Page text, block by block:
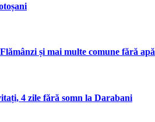
și mai multe comune fără apă
4 zile fără somn la Darabani